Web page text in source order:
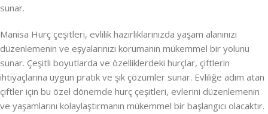
sunar.
Manisa Hurç çeşitleri, evlilik hazırlıklarınızda yaşam alanınızı
düzenlemenin ve eşyalarınızı korumanın mükemmel bir yolunu
sunar. Çeşitli boyutlarda ve özelliklerdeki hurçlar, çiftlerin
ihtiyaçlarına uygun pratik ve şık çözümler sunar. Evliliğe adım atan
çiftler için bu özel dönemde hurç çeşitleri, evlerini düzenlemenin
ve yaşamlarını kolaylaştırmanın mükemmel bir başlangıcı olacaktır.